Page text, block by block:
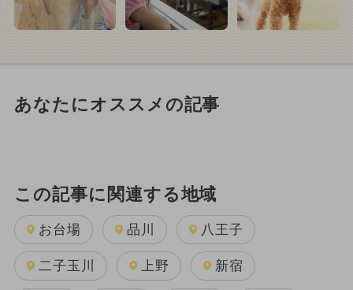
あなたにオススメの記事
この記事に関連する地域
お台場 品川 八王子
二子玉川 上野 新宿